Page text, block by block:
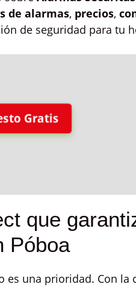
de alarmas, precios,
de seguridad para tu
Gratis
que
Póboa
es una prioridad. Con la